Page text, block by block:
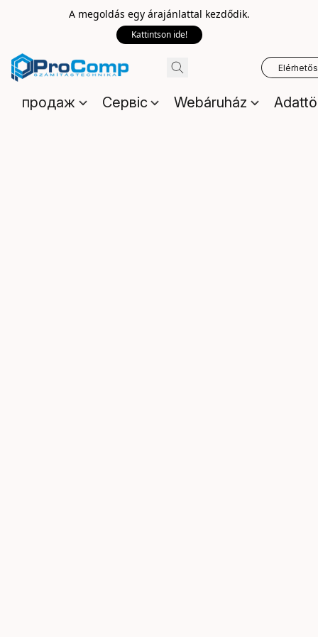
A megoldás egy árajánlattal kezdődik.
Kattintson ide!
продаж Сервіс Webáruház